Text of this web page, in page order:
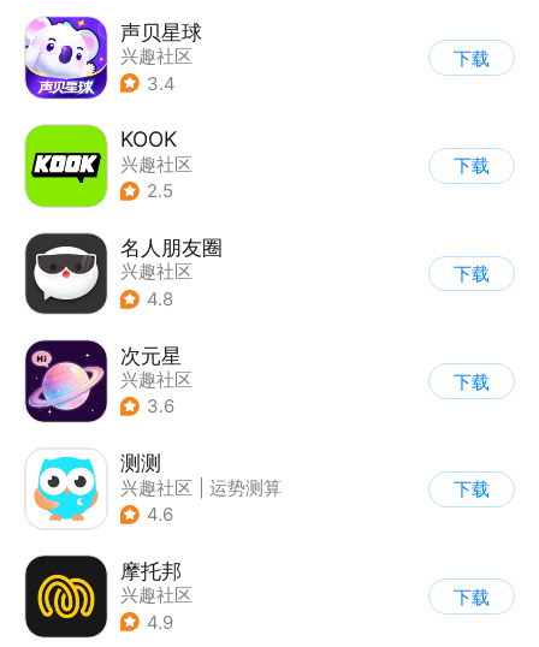
声贝星球
兴趣社区
3.4
下载
KOOK
兴趣社区
2.5
下载
名人朋友圈
兴趣社区
4.8
下载
次元星
兴趣社区
3.6
下载
测测
兴趣社区
运势测算
4.6
下载
摩托邦
兴趣社区
4.9
下载